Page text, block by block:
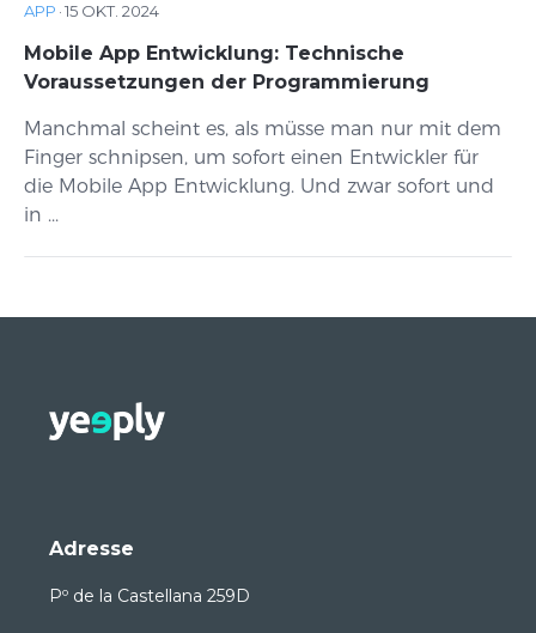
APP ·15 OKT. 2024
Mobile App Entwicklung: Technische
Voraussetzungen der Programmierung
Manchmal scheint es, als müsse man nur mit dem
Finger schnipsen, um sofort einen Entwickler für
die Mobile App Entwicklung. Und zwar sofort und
in ...
Adresse
Pº de la Castellana 259D